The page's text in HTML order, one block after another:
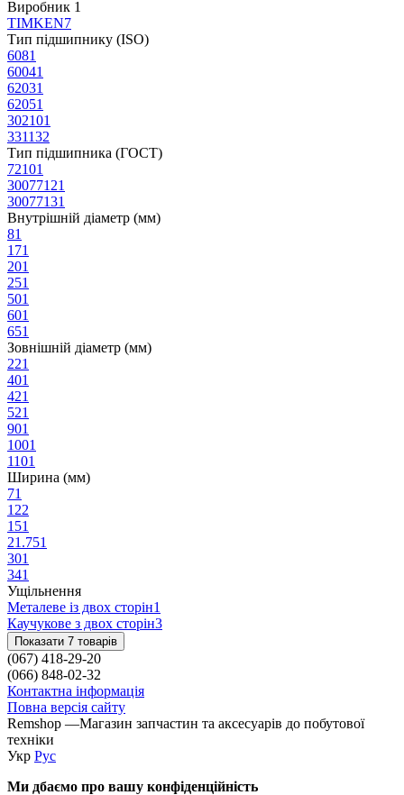
Виробник 1
TIMKEN7
Тип підшипнику (ISO)
6081
60041
62031
62051
302101
331132
Тип підшипника (ГОСТ)
72101
30077121
30077131
Внутрішній діаметр (мм)
81
171
201
251
501
601
651
Зовнішній діаметр (мм)
221
401
421
521
901
1001
1101
Ширина (мм)
71
122
151
21.751
301
341
Ущільнення
Металеве із двох сторін1
Каучукове з двох сторін3
Показати 7 товарів
(067) 418-29-20
(066) 848-02-32
Контактна інформація
Повна версія сайту
Remshop —Магазин запчастин та аксесуарів до побутової
техніки
Укр Рус
Ми дбаємо про вашу конфіденційність